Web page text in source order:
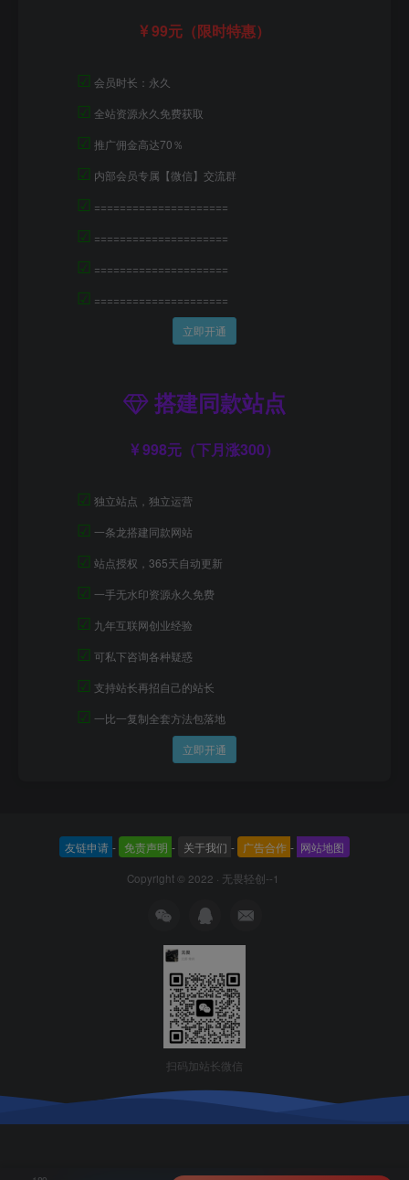
99元（限时特惠）
☑ 会员时长：永久
☑ 全站资源永久免费获取
☑ 推广佣金高达70％
☑ 内部会员专属【微信】交流群
☑ =====================
☑ =====================
☑ =====================
☑ =====================
立即开通
搭建同款站点
998元（下月涨300）
☑ 独立站点，独立运营
☑ 一条龙搭建同款网站
☑ 站点授权，365天自动更新
☑ 一手无水印资源永久免费
☑ 九年互联网创业经验
☑ 可私下咨询各种疑惑
☑ 支持站长再招自己的站长
☑ 一比一复制全套方法包落地
立即开通
友链申请 - 免责声明 - 关于我们 - 广告合作 - 网站地图
Copyright © 2022 · 无畏轻创--1
扫码加站长微信